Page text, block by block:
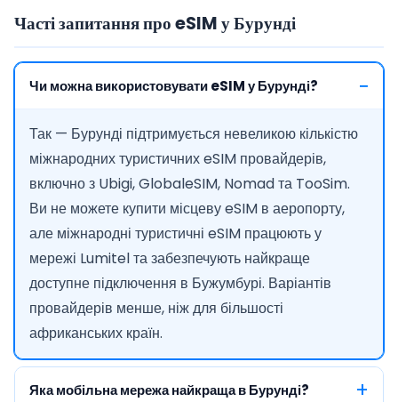
Часті запитання про eSIM у Бурунді
Чи можна використовувати eSIM у Бурунді?
Так — Бурунді підтримується невеликою кількістю
міжнародних туристичних eSIM провайдерів,
включно з Ubigi, GlobaleSIM, Nomad та TooSim.
Ви не можете купити місцеву eSIM в аеропорту,
але міжнародні туристичні eSIM працюють у
мережі Lumitel та забезпечують найкраще
доступне підключення в Бужумбурі. Варіантів
провайдерів менше, ніж для більшості
африканських країн.
Яка мобільна мережа найкраща в Бурунді?